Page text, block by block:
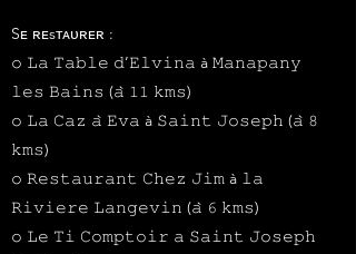
Sᴇ ʀᴇsᴛᴀᴜʀᴇʀ :
𝚘 𝙻𝚊 𝚃𝚊𝚋𝚕𝚎 𝚍’𝙴𝚕𝚟𝚒𝚗𝚊 à 𝙼𝚊𝚗𝚊𝚙𝚊𝚗𝚢
𝚕𝚎𝚜 𝙱𝚊𝚒𝚗𝚜 (𝚊̀ 𝟷𝟷 𝚔𝚖𝚜)
𝚘 𝙻𝚊 𝙲𝚊𝚣 𝚊̀ 𝙴𝚟𝚊 à 𝚂𝚊𝚒𝚗𝚝 𝙹𝚘𝚜𝚎𝚙𝚑 (𝚊̀ 𝟾
𝚔𝚖𝚜)
𝚘 𝚁𝚎𝚜𝚝𝚊𝚞𝚛𝚊𝚗𝚝 𝙲𝚑𝚎𝚣 𝙹𝚒𝚖 à 𝚕𝚊
𝚁𝚒𝚟𝚒𝚎𝚛𝚎 𝙻𝚊𝚗𝚐𝚎𝚟𝚒𝚗 (𝚊̀ 𝟼 𝚔𝚖𝚜)
𝚘 𝙻𝚎 𝚃𝚒 𝙲𝚘𝚖𝚙𝚝𝚘𝚒𝚛 𝚊 𝚂𝚊𝚒𝚗𝚝 𝙹𝚘𝚜𝚎𝚙𝚑